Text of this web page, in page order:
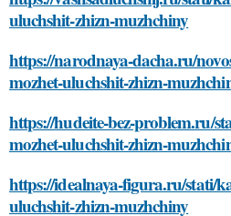
uluchshit-zhizn-muzhchiny
https://narodnaya-dacha.ru/
mozhet-uluchshit-zhizn-
https://hudeite-bez-problem.ru/
mozhet-uluchshit-zhizn-
https://idealnaya-figura.ru/stati/
uluchshit-zhizn-muzhchiny